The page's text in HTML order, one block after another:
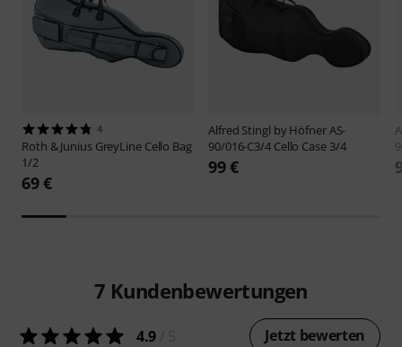
4
Roth & Junius GreyLine Cello Bag
1/2
69 €
Alfred Stingl by HöfnerAS-
90/016-C3/4 Cello Case 3/4
99 €
7 Kundenbewertungen
4.9 Jetzt bewerten